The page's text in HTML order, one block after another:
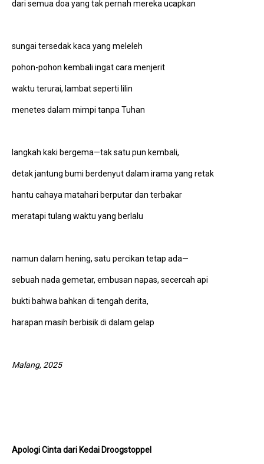
dari semua doa yang tak pernah mereka ucapkan
sungai tersedak kaca yang meleleh
pohon-pohon kembali ingat cara menjerit
waktu terurai, lambat seperti lilin
menetes dalam mimpi tanpa Tuhan
langkah kaki bergema—tak satu pun kembali,
detak jantung bumi berdenyut dalam irama yang retak
hantu cahaya matahari berputar dan terbakar
meratapi tulang waktu yang berlalu
namun dalam hening, satu percikan tetap ada—
sebuah nada gemetar, embusan napas, secercah api
bukti bahwa bahkan di tengah derita,
harapan masih berbisik di dalam gelap
Malang, 2025
Apologi Cinta dari Kedai Droogstoppel